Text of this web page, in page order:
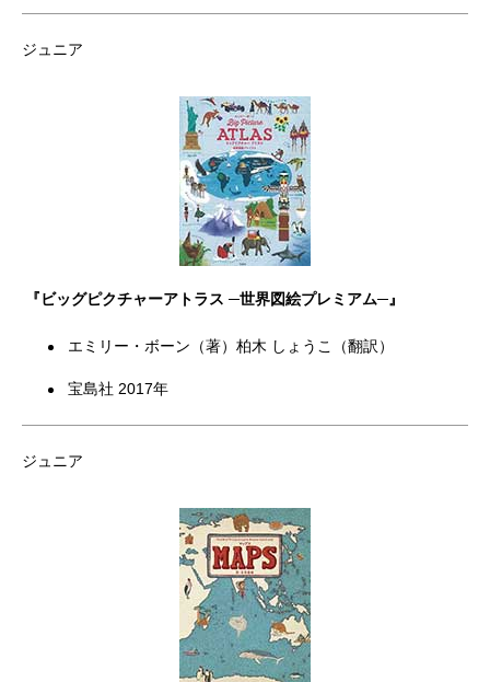
ジュニア
『ビッグピクチャーアトラス ─世界図絵プレミアム─』
エミリー・ボーン（著）柏木 しょうこ（翻訳）
宝島社 2017年
ジュニア